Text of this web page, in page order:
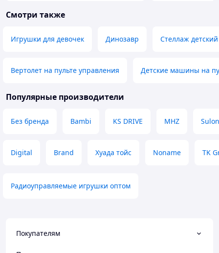
лівий Все просто і герметично, вода
керування десь на метрів 20-25 діє
Рекомендую
Надійність, швидкість, простота
керування
Поки що нічого
мабуть кращий
в цьому
Багато
платформа для
гарно
значно довше
Смотри также
Игрушки для девочек Динозавр Стеллаж
Вертолет на пульте управления Детские машины на
Популярные производители
Без бренда Bambi KS DRIVE MHZ
Digital Brand Хуада тойс Noname TK
Радиоуправляемые игрушки оптом
Покупателям